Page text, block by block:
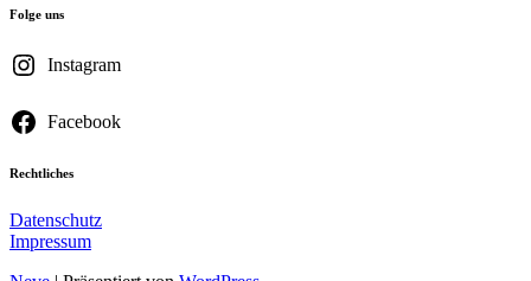
Folge uns
Instagram
Facebook
Rechtliches
Datenschutz
Impressum